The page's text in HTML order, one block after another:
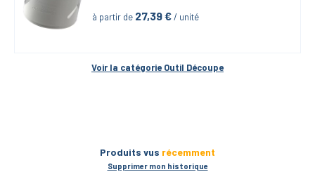
à partir de 27,39 € / unité
Voir la catégorie Outil Découpe
Produits vus récemment
Supprimer mon historique